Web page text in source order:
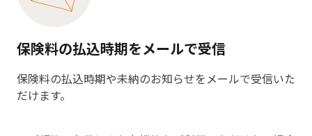
保険料の払込時期をメールで受信
保険料の払込時期や未納のお知らせをメールで受信いた
だけます。